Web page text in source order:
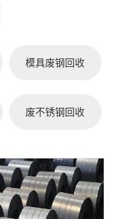
模具废钢回收
废不锈钢回收